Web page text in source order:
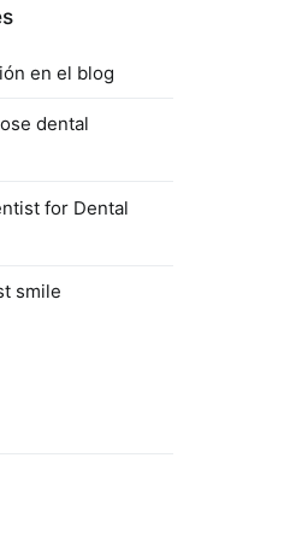
en el blog
dental
for Dental
smile